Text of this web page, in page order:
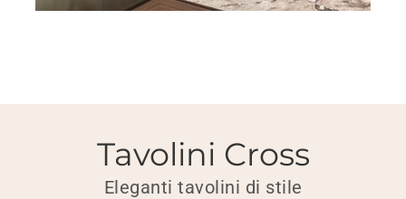
Tavolini Cross
Eleganti tavolini di stile